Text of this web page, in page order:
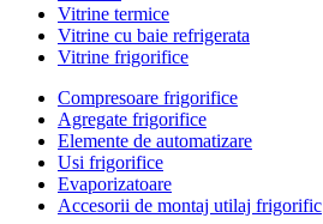
Vitrine termice
Vitrine cu baie refrigerata
Vitrine frigorifice
Compresoare frigorifice
Agregate frigorifice
Elemente de automatizare
Usi frigorifice
Evaporizatoare
Accesorii de montaj utilaj frigorific